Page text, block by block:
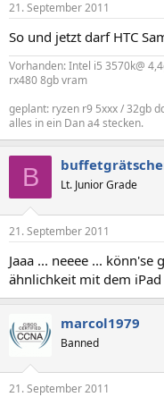
21. September 2011
So und jetzt darf HTC
Vorhanden: Intel i5 3570k@
rx480 8gb vram
geplant: ryzen r9 5xxx / 32gb
alles in ein Dan a4 stecken.
B Lt. Junior Grade
21. September 2011
Jaaa ... neeee ...
ähnlichkeit mit dem iPad
marcol1979
Banned
21. September 2011